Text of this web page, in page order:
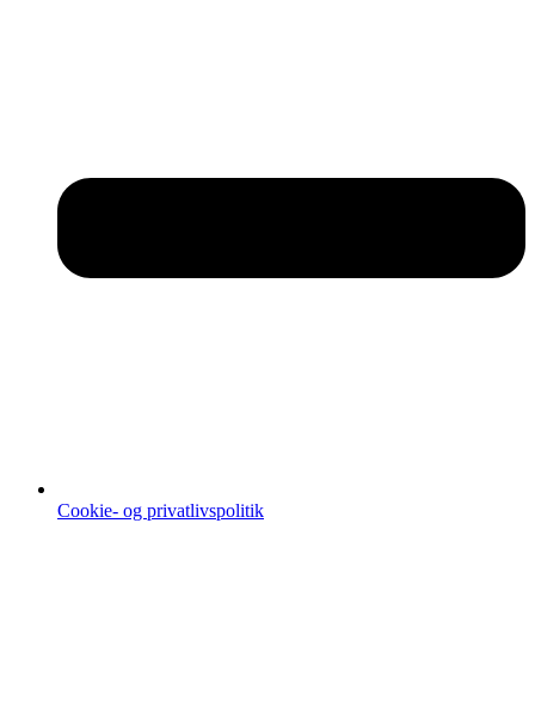
Cookie- og privatlivspolitik